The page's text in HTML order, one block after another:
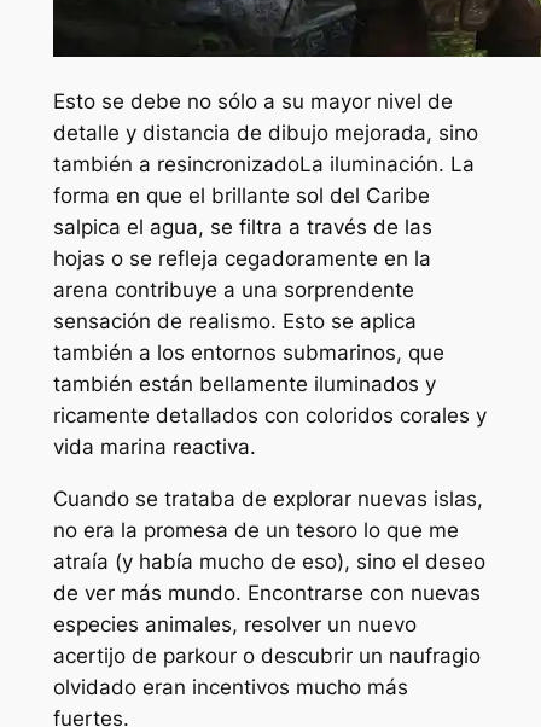
Esto se debe no sólo a su mayor nivel de
detalle y distancia de dibujo mejorada, sino
también a resincronizadoLa iluminación. La
forma en que el brillante sol del Caribe
salpica el agua, se filtra a través de las
hojas o se refleja cegadoramente en la
arena contribuye a una sorprendente
sensación de realismo. Esto se aplica
también a los entornos submarinos, que
también están bellamente iluminados y
ricamente detallados con coloridos corales y
vida marina reactiva.
Cuando se trataba de explorar nuevas islas,
no era la promesa de un tesoro lo que me
atraía (y había mucho de eso), sino el deseo
de ver más mundo. Encontrarse con nuevas
especies animales, resolver un nuevo
acertijo de parkour o descubrir un naufragio
olvidado eran incentivos mucho más
fuertes.